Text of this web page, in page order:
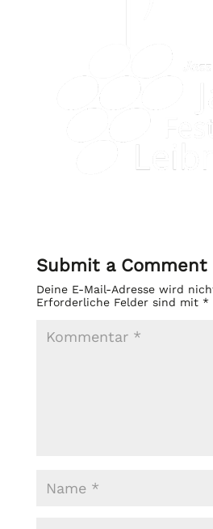
Submit a Comment
Deine E-Mail-Adresse wird
Erforderliche Felder sind mit *